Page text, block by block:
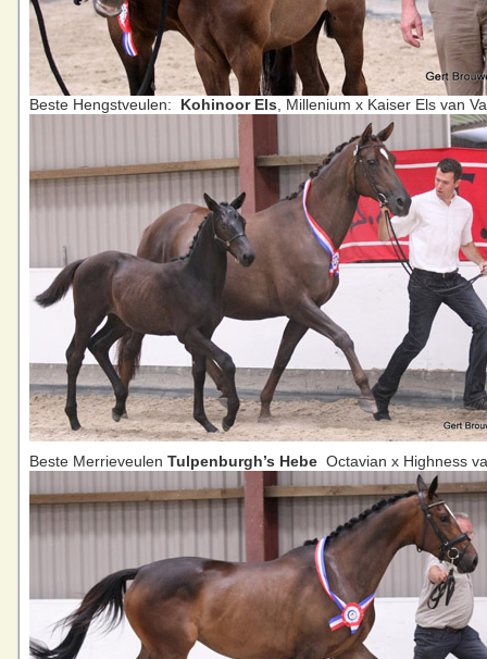
Beste Hengstveulen: Kohinoor Els, Millenium x Kaiser Els van
Beste Merrieveulen Tulpenburgh’s Hebe Octavian x Highness